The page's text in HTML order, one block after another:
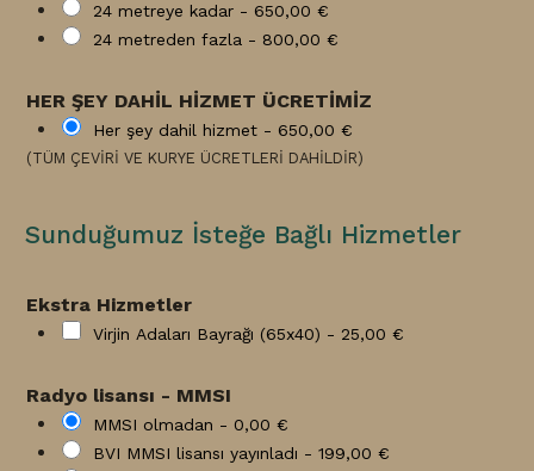
24 metreye kadar -650,00 €
24 metreden fazla - 800,00 €
HER ŞEY DAHİL HİZMET ÜCRETİMİZ
Her şey dahil hizmet -650,00 €
(TÜM ÇEVİRİ VE KURYE ÜCRETLERİ DAHİLDİR)
Sunduğumuz İsteğe Bağlı Hizmetler
Ekstra Hizmetler
Virjin Adaları Bayrağı (65x40) -25,00 €
Radyo lisansı - MMSI
MMSI olmadan -0,00 €
BVI MMSI lisansı yayınladı -199,00 €